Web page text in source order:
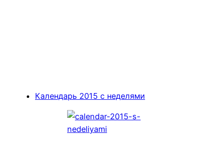
Календарь 2015 с неделями